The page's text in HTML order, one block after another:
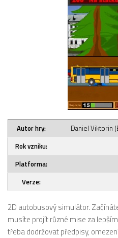
Autor hry:
Daniel Viktorin
Rok vzniku:
Platforma:
Verze:
2D autobusový simulátor.
musíte projít různé mise za
třeba dodržovat předpisy,